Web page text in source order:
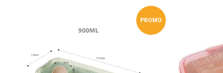
PROMO